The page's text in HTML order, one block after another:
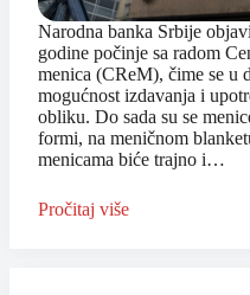
Narodna banka Srbije
godine počinje sa radom
menica (CReM), čime se u
mogućnost izdavanja i
obliku. Do sada su se
formi, na meničnom
menicama biće trajno i…
Pročitaj više